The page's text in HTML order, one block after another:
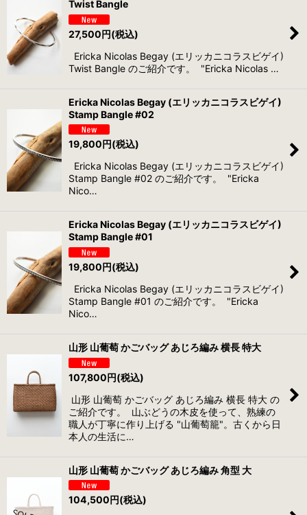
Twist Bangle
27,500円(税込)
Ericka Nicolas Begay (エリッカニコラスビゲイ)
Twist Bangle のご紹介です。 "Ericka Nicolas …
Ericka Nicolas Begay (エリッカニコラスビゲイ)
Stamp Bangle #02
19,800円(税込)
Ericka Nicolas Begay (エリッカニコラスビゲイ)
Stamp Bangle #02 のご紹介です。 "Ericka
Nico…
Ericka Nicolas Begay (エリッカニコラスビゲイ)
Stamp Bangle #01
19,800円(税込)
Ericka Nicolas Begay (エリッカニコラスビゲイ)
Stamp Bangle #01 のご紹介です。 "Ericka
Nico…
山形 山葡萄 かごバッグ あじろ編み 横長 特大
107,800円(税込)
山形 山葡萄 かごバッグ あじろ編み 横長 特大 の
ご紹介です。 山ぶどうの木皮を使って、熟練の
職人が丁寧に作り上げる "山葡萄籠"。古くから日
本人の生活に…
山形 山葡萄 かごバッグ あじろ編み 角型 大
104,500円(税込)